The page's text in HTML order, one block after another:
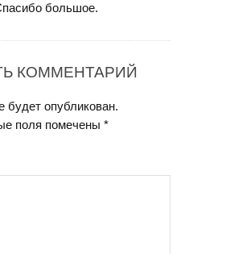
большое.
КОММЕНТАРИЙ
будет опубликован.
поля помечены *